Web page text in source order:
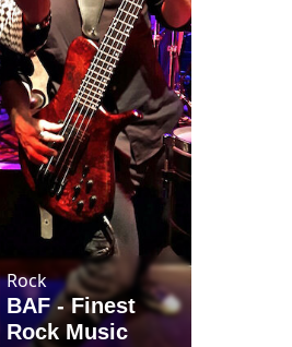
Rock
BAF - Finest
Rock Music